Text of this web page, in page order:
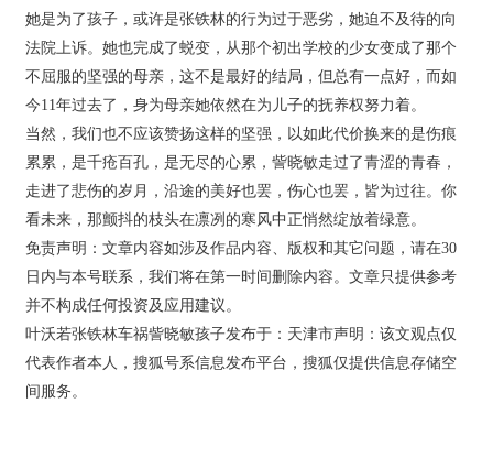
她是为了孩子，或许是张铁林的行为过于恶劣，她迫不及待的向
法院上诉。她也完成了蜕变，从那个初出学校的少女变成了那个
不屈服的坚强的母亲，这不是最好的结局，但总有一点好，而如
今11年过去了，身为母亲她依然在为儿子的抚养权努力着。
当然，我们也不应该赞扬这样的坚强，以如此代价换来的是伤痕
累累，是千疮百孔，是无尽的心累，訾晓敏走过了青涩的青春，
走进了悲伤的岁月，沿途的美好也罢，伤心也罢，皆为过往。你
看未来，那颤抖的枝头在凛冽的寒风中正悄然绽放着绿意。
免责声明：文章内容如涉及作品内容、版权和其它问题，请在30
日内与本号联系，我们将在第一时间删除内容。文章只提供参考
并不构成任何投资及应用建议。
叶沃若张铁林车祸訾晓敏孩子发布于：天津市声明：该文观点仅
代表作者本人，搜狐号系信息发布平台，搜狐仅提供信息存储空
间服务。